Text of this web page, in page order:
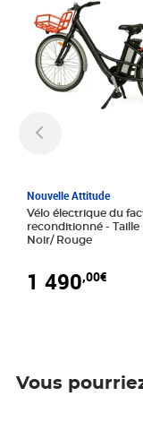
Nouvelle Attitude
Vélo électrique du
reconditionné - Taille normale -
Noir/ Rouge
1 490,00€
Vous